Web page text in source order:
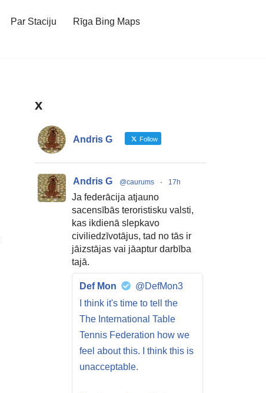
Par Staciju
Rīga Bing Maps
x
Andris G Follow
Andris G @caurums · 17h
Ja federācija atjauno
sacensībās teroristisku valsti,
kas ikdienā slepkavo
civiliedzīvotājus, tad no tās ir
jāizstājas vai jāaptur darbība
tajā.
Def Mon
@DefMon3
I think it's time to tell the
The International Table
Tennis Federation how we
feel about this. I think this is
unacceptable.